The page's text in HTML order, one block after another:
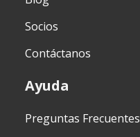
Socios
Contáctanos
Ayuda
Preguntas Frecuentes